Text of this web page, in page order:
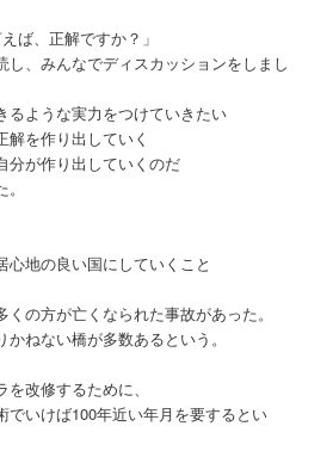
ば、正解ですか？」
し、みんなでディスカッションをしまし
るような実力をつけていきたい
解を作り出していく
分が作り出していくのだ
心地の良い国にしていくこと
の方が亡くなられた事故があった。
ねない橋が多数あるという。
改修するために、
でいけば100年近い年月を要するとい